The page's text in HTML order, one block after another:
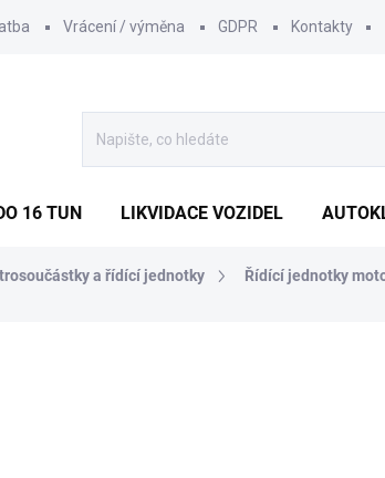
Vrácení / výměna GDPR Kontakty
16 TUN LIKVIDACE VOZIDEL
a řídící jednotky Řídící jednotky